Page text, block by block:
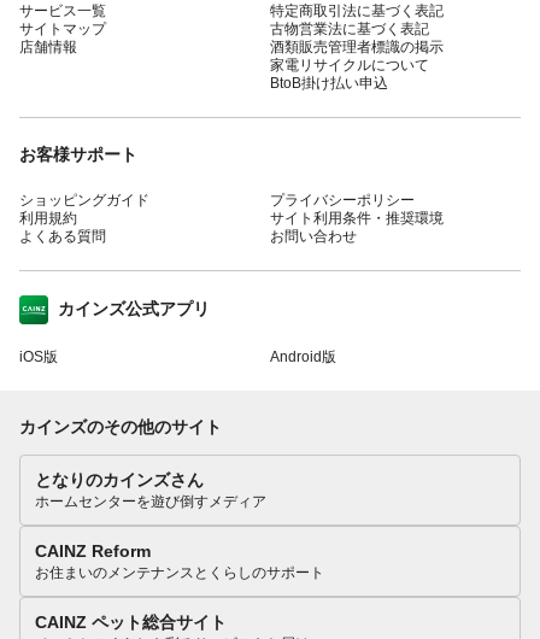
サービス一覧
サイトマップ
店舗情報
特定商取引法に基づく表記
古物営業法に基づく表記
酒類販売管理者標識の掲示
家電リサイクルについて
BtoB掛け払い申込
お客様サポート
ショッピングガイド
利用規約
よくある質問
プライバシーポリシー
サイト利用条件・推奨環境
お問い合わせ
カインズ公式アプリ
iOS版 Android版
カインズのその他のサイト
となりのカインズさん
ホームセンターを遊び倒すメディア
CAINZ Reform
お住まいのメンテナンスとくらしのサポート
CAINZ ペット総合サイト